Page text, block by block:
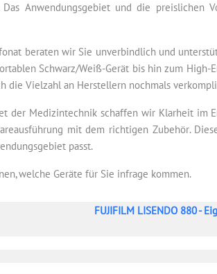
Das Anwendungsgebiet und die
beraten wir Sie unverbindlich und
Schwarz/Weiß-Gerät bis hin zum
die Vielzahl an Herstellern nochmals
der Medizintechnik schaffen wir Klarheit im
mit dem richtigen Zubehör.
passt.
welche Geräte für Sie infrage kommen.
FUJIFILM LISENDO 880 -